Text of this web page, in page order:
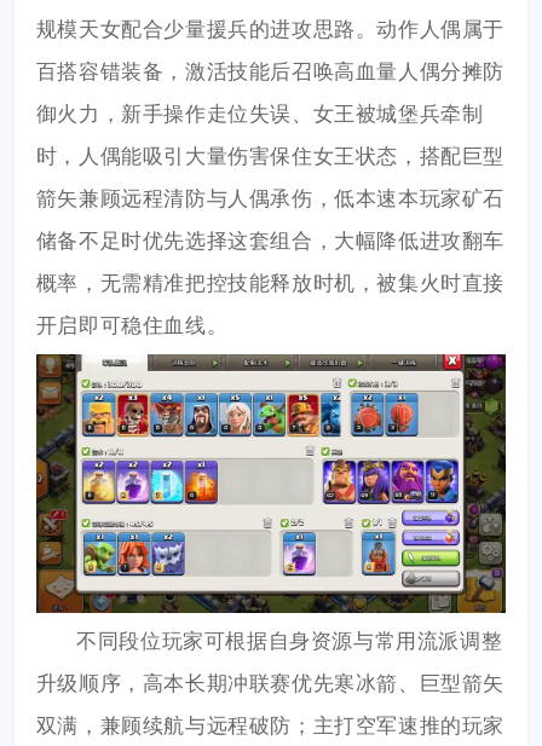
规模天女配合少量援兵的进攻思路。动作人偶属于
百搭容错装备，激活技能后召唤高血量人偶分摊防
御火力，新手操作走位失误、女王被城堡兵牵制
时，人偶能吸引大量伤害保住女王状态，搭配巨型
箭矢兼顾远程清防与人偶承伤，低本速本玩家矿石
储备不足时优先选择这套组合，大幅降低进攻翻车
概率，无需精准把控技能释放时机，被集火时直接
开启即可稳住血线。
不同段位玩家可根据自身资源与常用流派调整
升级顺序，高本长期冲联赛优先寒冰箭、巨型箭矢
双满，兼顾续航与远程破防；主打空军速推的玩家